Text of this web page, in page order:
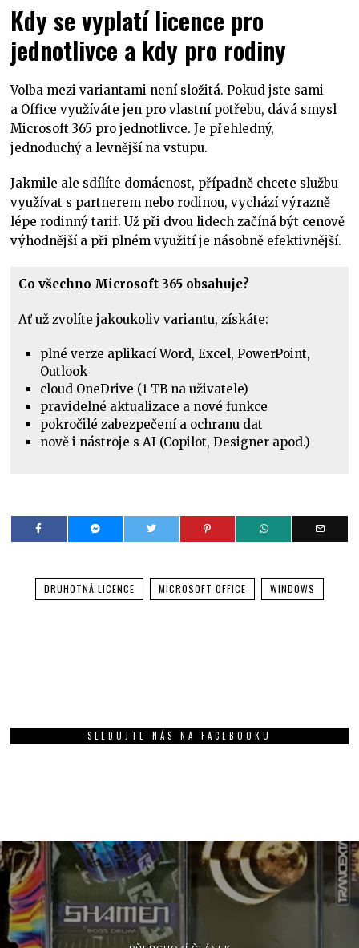
Kdy se vyplatí licence pro
jednotlivce a kdy pro rodiny
Volba mezi variantami není složitá. Pokud jste sami
a Office využíváte jen pro vlastní potřebu, dává smysl
Microsoft 365 pro jednotlivce. Je přehledný,
jednoduchý a levnější na vstupu.
Jakmile ale sdílíte domácnost, případně chcete službu
využívat s partnerem nebo rodinou, vychází výrazně
lépe rodinný tarif. Už při dvou lidech začíná být cenově
výhodnější a při plném využití je násobně efektivnější.
Co všechno Microsoft 365 obsahuje?
Ať už zvolíte jakoukoliv variantu, získáte:
plné verze aplikací Word, Excel, PowerPoint,
Outlook
cloud OneDrive (1 TB na uživatele)
pravidelné aktualizace a nové funkce
pokročilé zabezpečení a ochranu dat
nově i nástroje s AI (Copilot, Designer apod.)
DRUHOTNÁ LICENCE MICROSOFT OFFICE WINDOWS
SLEDUJTE NÁS NA FACEBOOKU